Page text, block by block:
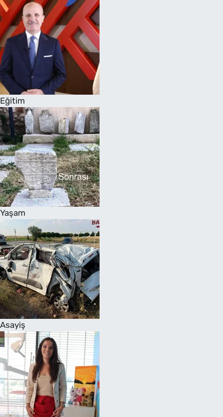
Eğitim
Yaşam
Asayiş